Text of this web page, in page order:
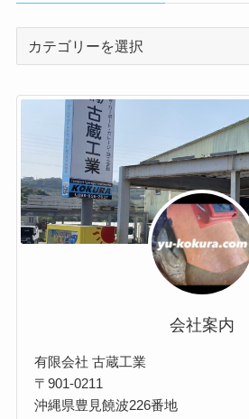
事
会社案内
有限会社 古蔵工業
〒901-0211
沖縄県豊見饒波226番地